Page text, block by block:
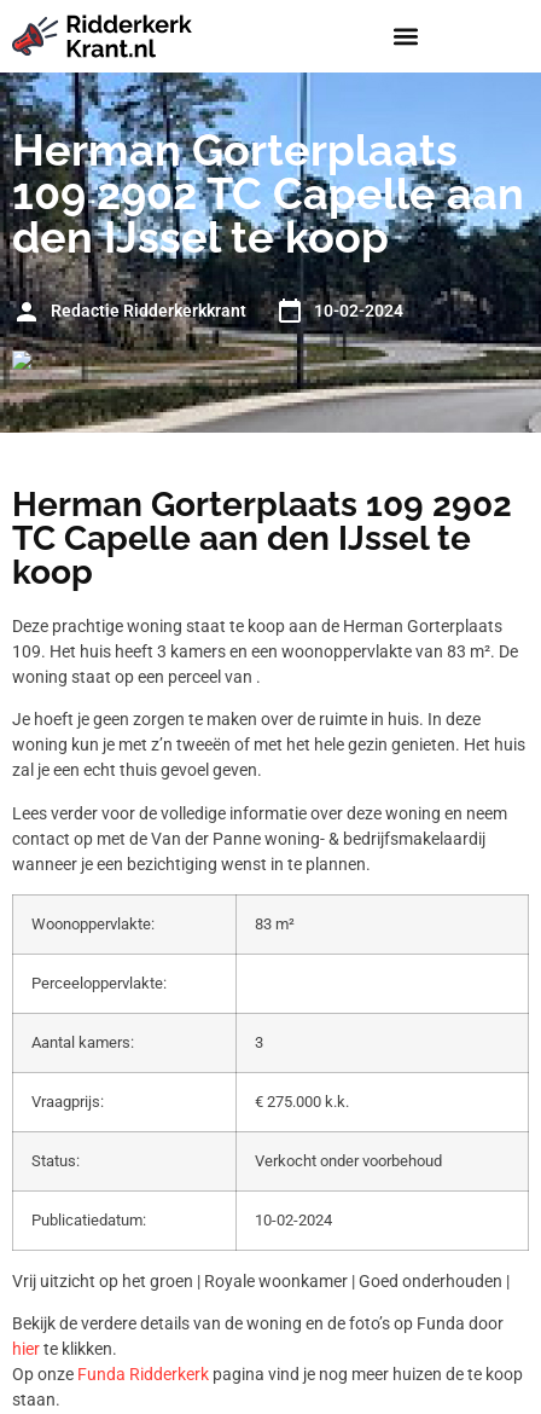
Herman Gorterplaats
109 2902 TC Capelle aan
den IJssel te koop
Redactie Ridderkerkkrant 10-02-2024
Herman Gorterplaats 109 2902
TC Capelle aan den IJssel te
koop
Deze prachtige woning staat te koop aan de Herman Gorterplaats
109. Het huis heeft 3 kamers en een woonoppervlakte van 83 m². De
woning staat op een perceel van .
Je hoeft je geen zorgen te maken over de ruimte in huis. In deze
woning kun je met z’n tweeën of met het hele gezin genieten. Het huis
zal je een echt thuis gevoel geven.
Lees verder voor de volledige informatie over deze woning en neem
contact op met de Van der Panne woning- & bedrijfsmakelaardij
wanneer je een bezichtiging wenst in te plannen.
Woonoppervlakte: 83 m²
Perceeloppervlakte:
Aantal kamers: 3
Vraagprijs: € 275.000 k.k.
Status: Verkocht onder voorbehoud
Publicatiedatum: 10-02-2024
Vrij uitzicht op het groen | Royale woonkamer | Goed onderhouden |
Bekijk de verdere details van de woning en de foto’s op Funda door
hierte klikken.
Op onze Funda Ridderkerk pagina vind je nog meer huizen de te koop
staan.